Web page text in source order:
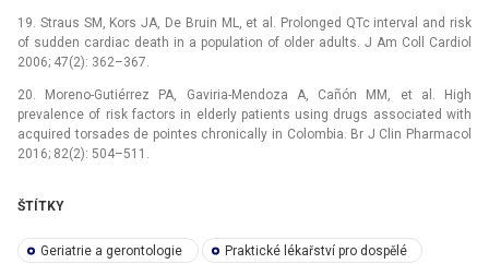
19. Straus SM, Kors JA, De Bruin ML, et al. Prolonged QTc interval and risk
of sudden cardiac death in a population of older adults. J Am Coll Cardiol
2006; 47(2): 362–367.
20. Moreno-Gutiérrez PA, Gaviria-Mendoza A, Cañón MM, et al. High
prevalence of risk factors in elderly patients using drugs associated with
acquired torsades de pointes chronically in Colombia. Br J Clin Pharmacol
2016; 82(2): 504–511.
ŠTÍTKY
Geriatrie a gerontologie Praktické lékařství pro dospělé